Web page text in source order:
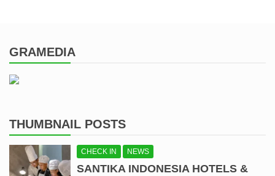
GRAMEDIA
THUMBNAIL POSTS
CHECK IN NEWS
SANTIKA INDONESIA HOTELS &